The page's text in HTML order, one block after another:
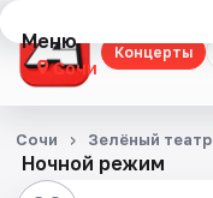
Концерты
Меню
Сочи
Концерты
Театр
Ночной режим
Сочи Зелёный театр